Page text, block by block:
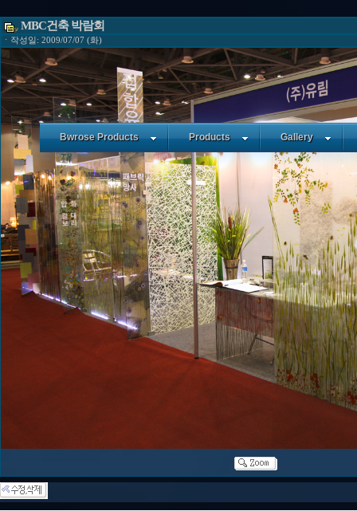
Bwrose Products Products Gallery
MBC건축 박람회
ㆍ작성일: 2009/07/07 (화)